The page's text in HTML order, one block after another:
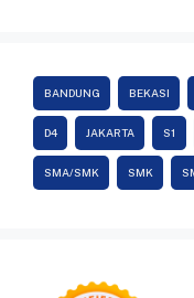
BANDUNG BEKASI
D4 JAKARTA S1
SMA/SMK SMK